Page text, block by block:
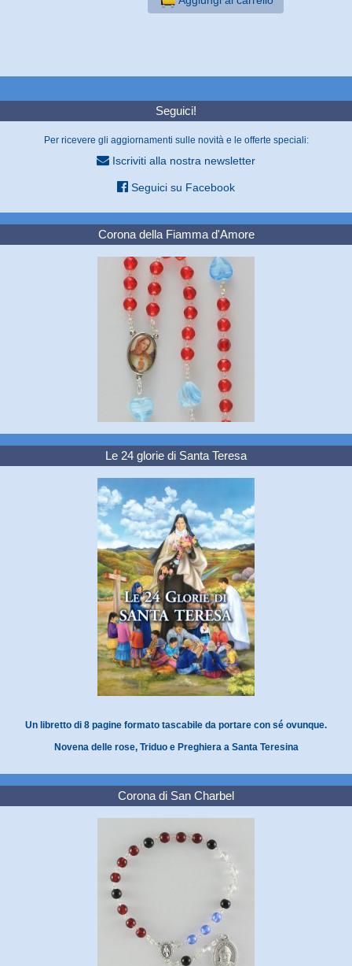
Seguici!
Per ricevere gli aggiornamenti sulle novità e le offerte speciali:
Iscriviti alla nostra newsletter
Seguici su Facebook
Corona della Fiamma d'Amore
Le 24 glorie di Santa Teresa
Un libretto di 8 pagine formato tascabile da portare con sé ovunque.
Novena delle rose, Triduo e Preghiera a Santa Teresina
Corona di San Charbel